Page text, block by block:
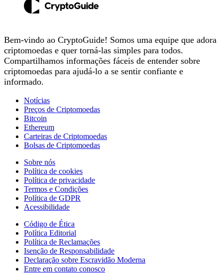
Bem-vindo ao CryptoGuide! Somos uma equipe que adora
criptomoedas e quer torná-las simples para todos.
Compartilhamos informações fáceis de entender sobre
criptomoedas para ajudá-lo a se sentir confiante e
informado.
Notícias
Preços de Criptomoedas
Bitcoin
Ethereum
Carteiras de Criptomoedas
Bolsas de Criptomoedas
Sobre nós
Política de cookies
Política de privacidade
Termos e Condições
Política de GDPR
Acessibilidade
Código de Ética
Política Editorial
Política de Reclamações
Isenção de Responsabilidade
Declaração sobre Escravidão Moderna
Entre em contato conosco